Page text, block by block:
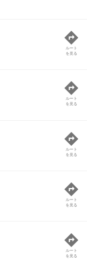
ルート
を見る
ルート
を見る
ルート
を見る
ルート
を見る
ルート
を見る